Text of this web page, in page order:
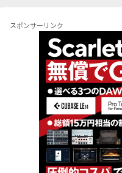
スポンサーリンク